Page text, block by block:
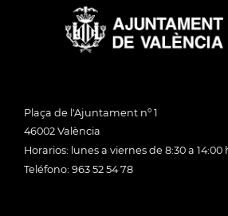
Plaça de l'Ajuntament nº 1
46002 València
Horarios: lunes a viernes de 8:30 a 14:00
Teléfono: 963 52 54 78